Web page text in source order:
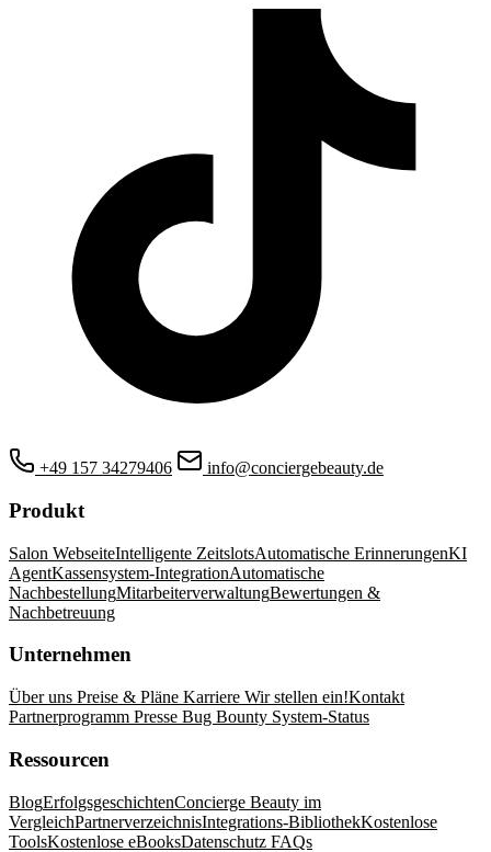
+49 157 34279406 info@conciergebeauty.de
Produkt
Salon WebseiteIntelligente ZeitslotsAutomatische ErinnerungenKI
AgentKassensystem-IntegrationAutomatische
NachbestellungMitarbeiterverwaltungBewertungen &
Nachbetreuung
Unternehmen
Über uns Preise & Pläne Karriere Wir stellen ein!Kontakt
Partnerprogramm Presse Bug Bounty System-Status
Ressourcen
BlogErfolgsgeschichtenConcierge Beauty im
VergleichPartnerverzeichnisIntegrations-BibliothekKostenlose
ToolsKostenlose eBooksDatenschutz FAQs